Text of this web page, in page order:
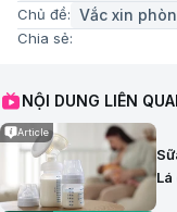
Chủ đề: Vắc xin
Chia sẻ:
NỘI DUNG LIÊN
Article